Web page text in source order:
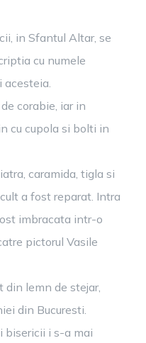
in Sfantul Altar, se
cu numele
acesteia.
corabie, iar in
cu cupola si bolti in
caramida, tigla si
a fost reparat. Intra
imbracata intr-o
pictorul Vasile
din lemn de stejar,
din Bucuresti.
bisericii i s-a mai